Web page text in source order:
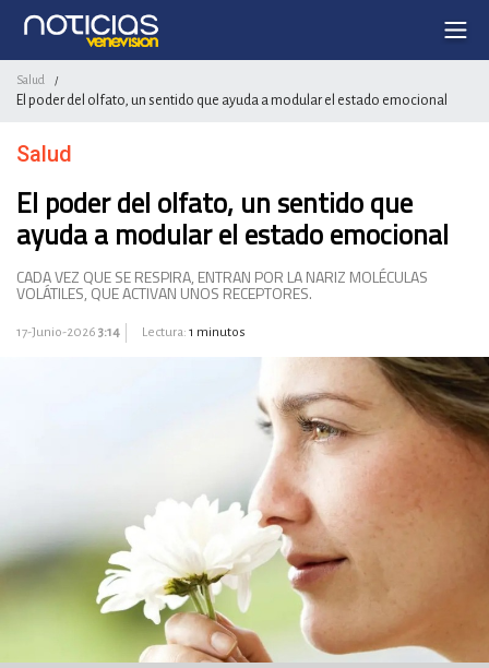
Salud /
El poder del olfato, un sentido que ayuda a modular el estado emocional
Salud
El poder del olfato, un sentido que
ayuda a modular el estado emocional
CADA VEZ QUE SE RESPIRA, ENTRAN POR LA NARIZ MOLÉCULAS
VOLÁTILES, QUE ACTIVAN UNOS RECEPTORES.
17-Junio-2026 3:14 Lectura: 1 minutos